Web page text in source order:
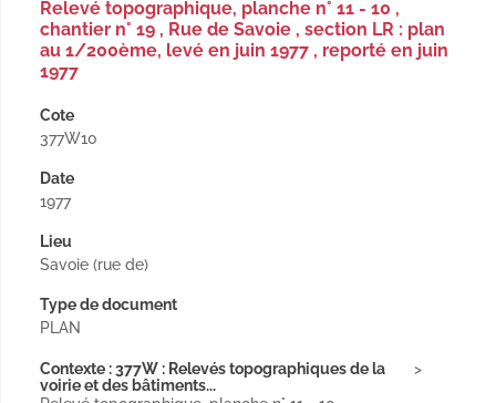
Relevé topographique, planche n° 11 - 10 ,
chantier n° 19 , Rue de Savoie , section LR : plan
au 1/200ème, levé en juin 1977 , reporté en juin
1977
Cote
377W10
Date
1977
Lieu
Savoie (rue de)
Type de document
PLAN
Contexte : 377W : Relevés topographiques de la
voirie et des bâtiments...